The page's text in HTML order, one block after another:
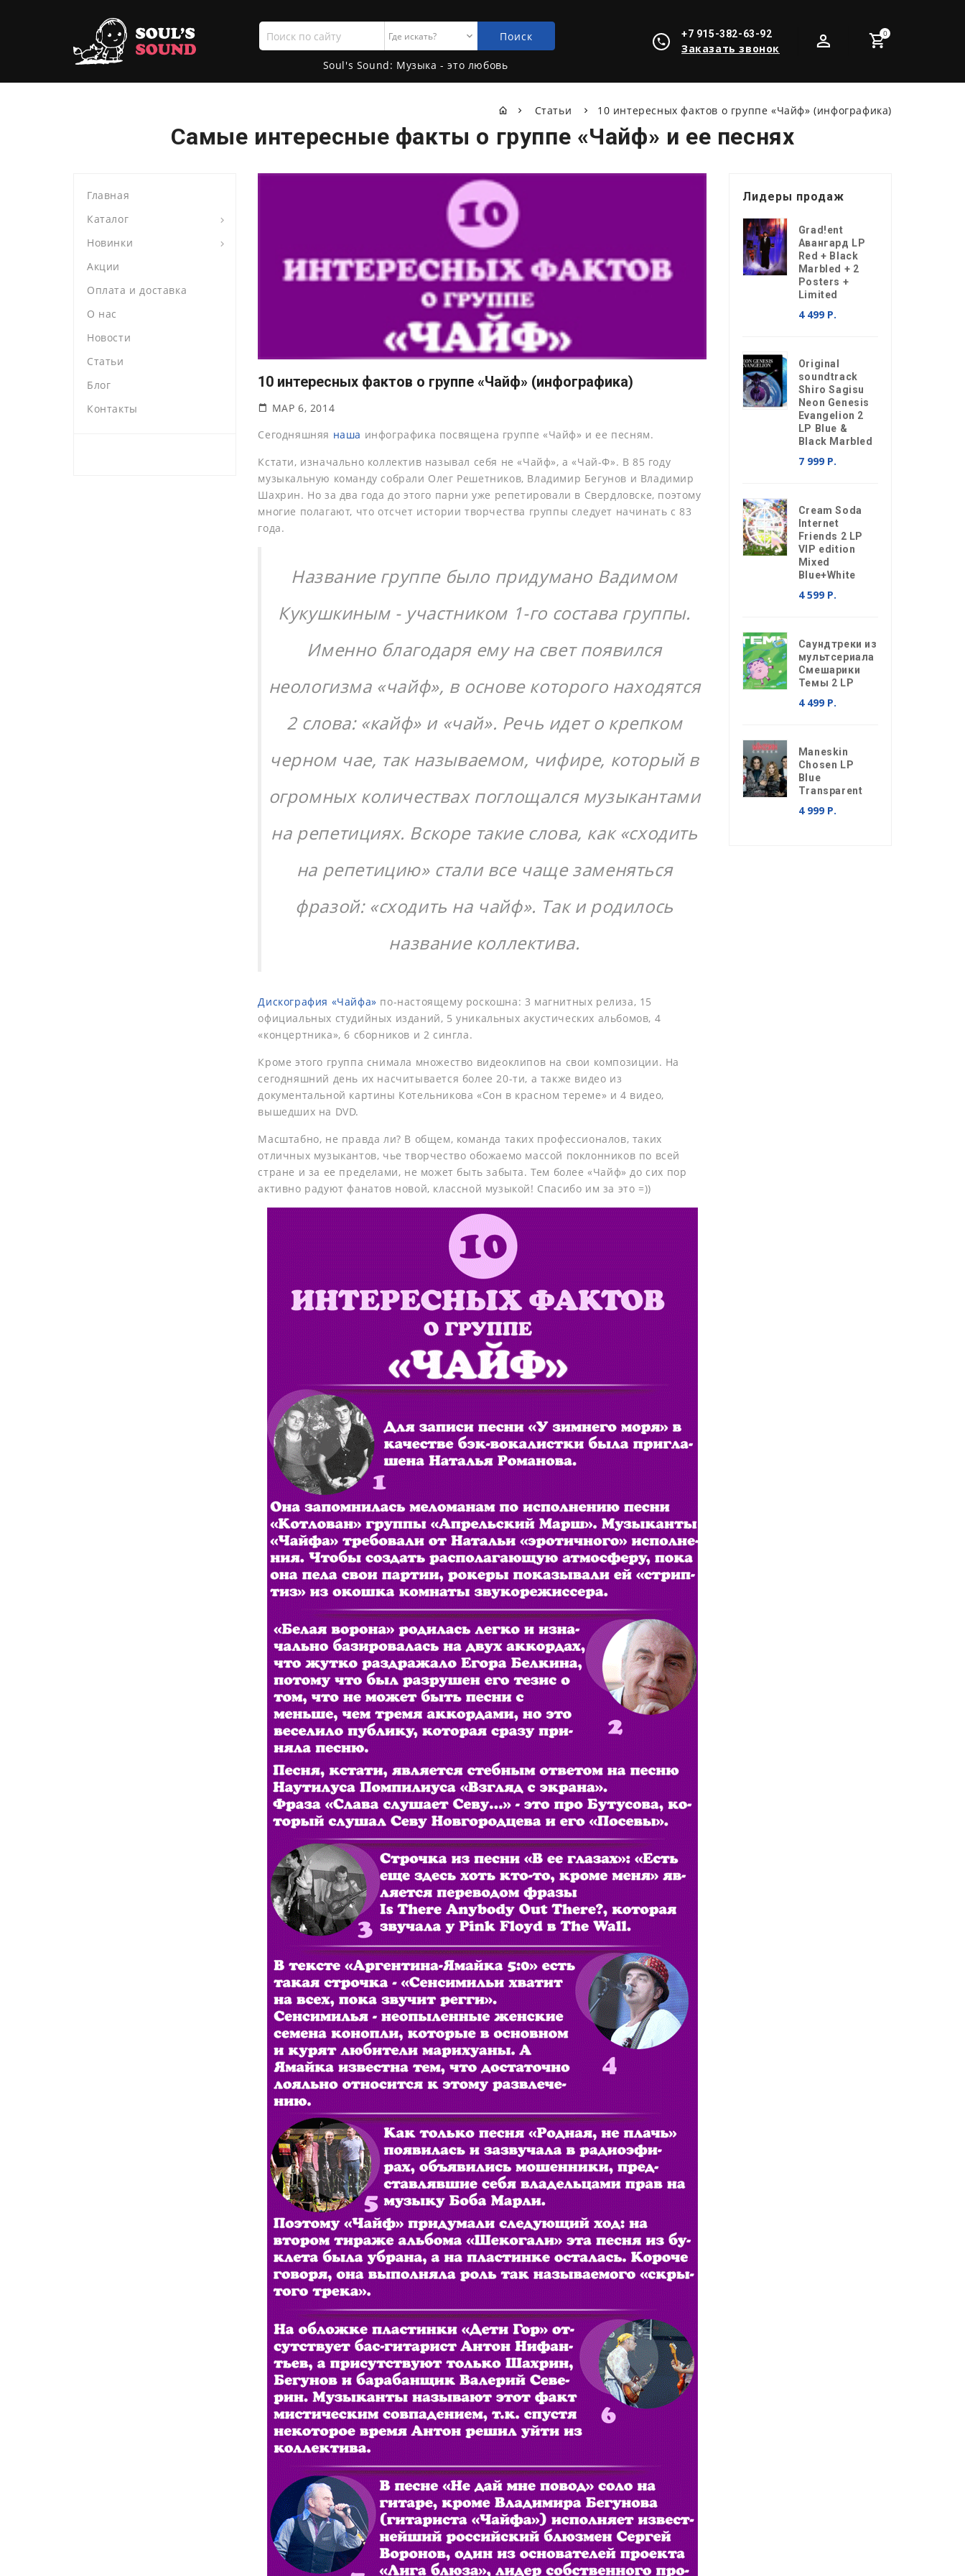
0
+7 915-382-63-92
Заказать звонок
Поиск
по
сайту
Поиск
Soul's Sound: Музыка - это любовь
Статьи 10 интересных фактов о группе «Чайф» (инфографика)
Самые интересные факты о группе «Чайф» и ее песнях
Главная
Каталог
Новинки
Акции
Оплата и доставка
О нас
Новости
Статьи
Блог
Контакты
10 интересных фактов о группе «Чайф» (инфографика)
МАР 6, 2014
Сегодняшняя наша инфографика посвящена группе «Чайф» и ее песням.
Кстати, изначально коллектив называл себя не «Чайф», а «Чай-Ф». В 85 году
музыкальную команду собрали Олег Решетников, Владимир Бегунов и Владимир
Шахрин. Но за два года до этого парни уже репетировали в Свердловске, поэтому
многие полагают, что отсчет истории творчества группы следует начинать с 83
года.
Название группе было придумано Вадимом
Кукушкиным - участником 1-го состава группы.
Именно благодаря ему на свет появился
неологизма «чайф», в основе которого находятся
2 слова: «кайф» и «чай». Речь идет о крепком
черном чае, так называемом, чифире, который в
огромных количествах поглощался музыкантами
на репетициях. Вскоре такие слова, как «сходить
на репетицию» стали все чаще заменяться
фразой: «сходить на чайф». Так и родилось
название коллектива.
Дискография «Чайфа» по-настоящему роскошна: 3 магнитных релиза, 15
официальных студийных изданий, 5 уникальных акустических альбомов, 4
«концертника», 6 сборников и 2 сингла.
Кроме этого группа снимала множество видеоклипов на свои композиции. На
сегодняшний день их насчитывается более 20-ти, а также видео из
документальной картины Котельникова «Сон в красном тереме» и 4 видео,
вышедших на DVD.
Масштабно, не правда ли? В общем, команда таких профессионалов, таких
отличных музыкантов, чье творчество обожаемо массой поклонников по всей
стране и за ее пределами, не может быть забыта. Тем более «Чайф» до сих пор
активно радуют фанатов новой, классной музыкой! Спасибо им за это =))
Лидеры продаж
Grad!ent
Авангард LP
Red + Black
Marbled + 2
Posters +
Limited
4 499 Р.
Original
soundtrack
Shiro Sagisu
Neon Genesis
Evangelion 2
LP Blue &
Black Marbled
7 999 Р.
Cream Soda
Internet
Friends 2 LP
VIP edition
Mixed
Blue+White
4 599 Р.
Саундтреки из
мультсериала
Смешарики
Темы 2 LP
4 499 Р.
Maneskin
Chosen LP
Blue
Transparent
4 999 Р.